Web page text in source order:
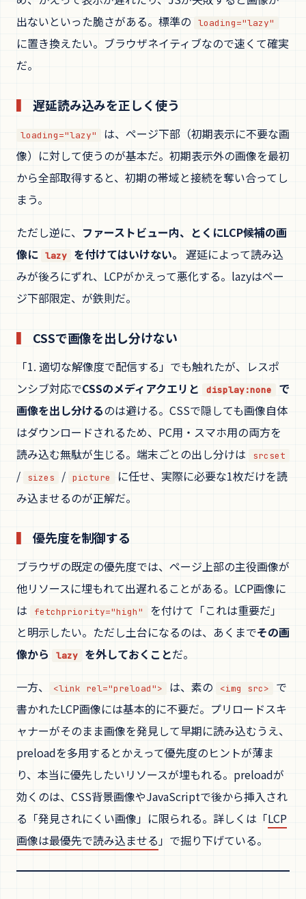
出ないといった脆さがある。標準の
loading="lazy"
に置き換えたい。ブラウザネイティブなので速くて確実
だ。
遅延読み込みを正しく使う
loading="lazy"
は、ページ下部（初期表示に不要な画
像）に対して使うのが基本だ。初期表示外の画像を最初
から全部取得すると、初期の帯域と接続を奪い合ってし
まう。
ただし逆に、 ファーストビュー内、とくにLCP候補の画
像に lazy を付けてはいけない。 遅延によって読み込
みが後ろにずれ、LCPがかえって悪化する。lazyはペー
ジ下部限定、が鉄則だ。
CSSで画像を出し分けない
「1. 適切な解像度で配信する」でも触れたが、レスポ
ンシブ対応でCSSのメディアクエリと display:none
で
画像を出し分けるのは避ける。CSSで隠しても画像自体
はダウンロードされるため、PC用・スマホ用の両方を
読み込む無駄が生じる。端末ごとの出し分けは
srcset
/ sizes / picture
に任せ、実際に必要な1枚だけを読
み込ませるのが正解だ。
優先度を制御する
ブラウザの既定の優先度では、ページ上部の主役画像が
他リソースに埋もれて出遅れることがある。LCP画像に
は
fetchpriority="high"
を付けて「これは重要だ」
と明示したい。ただし土台になるのは、あくまでその画
像から
lazy を外しておくことだ。
一方、
<link rel="preload"> は、素の <img src>
で
書かれたLCP画像には基本的に不要だ。プリロードスキ
ャナーがそのまま画像を発見して早期に読み込むうえ、
preloadを多用するとかえって優先度のヒントが薄ま
り、本当に優先したいリソースが埋もれる。preloadが
効くのは、CSS背景画像やJavaScriptで後から挿入され
る「発見されにくい画像」に限られる。詳しくは「LCP
画像は最優先で読み込ませる」で掘り下げている。